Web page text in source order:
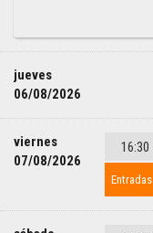
jueves
06/08/2026
viernes
07/08/2026
16:30
Entradas